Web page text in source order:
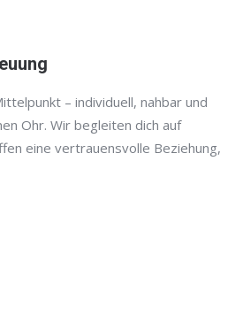
– individuell, nahbar und
Ohr. Wir begleiten dich auf
eine vertrauensvolle Beziehung,